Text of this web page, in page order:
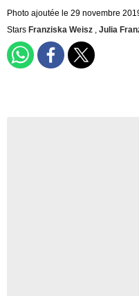
Photo ajoutée le 29 novembre
Stars Franziska Weisz , Julia